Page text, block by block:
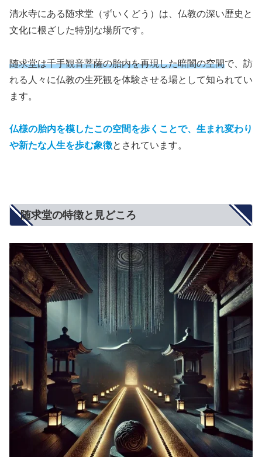
清水寺にある随求堂（ずいくどう）は、仏教の深い歴史と
文化に根ざした特別な場所です。
随求堂は千手観音菩薩の胎内を再現した暗闇の空間で、訪
れる人々に仏教の生死観を体験させる場として知られてい
ます。
仏様の胎内を模したこの空間を歩くことで、生まれ変わり
や新たな人生を歩む象徴とされています。
随求堂の特徴と見どころ